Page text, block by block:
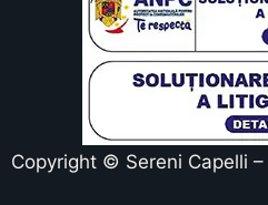
Copyright © Sereni Capelli –